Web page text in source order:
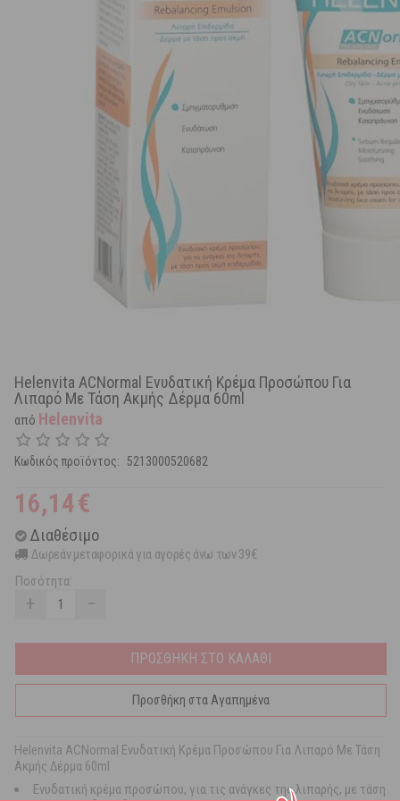
Helenvita ACNormal Ενυδατική Κρέμα Προσώπου Για
Λιπαρό Με Τάση Ακμής Δέρμα 60ml
από Helenvita
Κωδικός προϊόντος: 5213000520682
16,14€
Διαθέσιμο
Δωρεάν μεταφορικά για αγορές άνω των 39€
Ποσότητα:
+ −
ΠΡΟΣΘΗΚΗ ΣΤΟ ΚΑΛΑΘΙ
Προσθήκη στα Αγαπημένα
Helenvita ACNormal Ενυδατική Κρέμα Προσώπου Για Λιπαρό Με Τάση
Ακμής Δέρμα 60ml
Ενυδατική κρέμα προσώπου, για τις ανάγκες της λιπαρής, με τάση